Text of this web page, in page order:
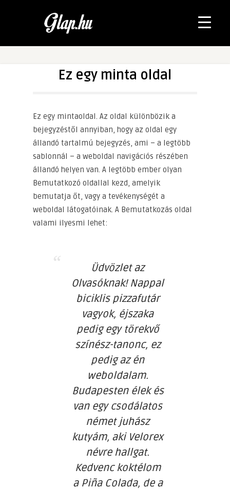
Ez egy minta oldal
Ez egy mintaoldal. Az oldal különbözik a
bejegyzéstől annyiban, hogy az oldal egy
állandó tartalmú bejegyzés, ami – a legtöbb
sablonnál – a weboldal navigációs részében
állandó helyen van. A legtöbb ember olyan
Bemutatkozó oldallal kezd, amelyik
bemutatja őt, vagy a tevékenységét a
weboldal látogatóinak. A Bemutatkozás oldal
valami ilyesmi lehet:
Üdvözlet az
Olvasóknak! Nappal
biciklis pizzafutár
vagyok, éjszaka
pedig egy törekvő
színész-tanonc, ez
pedig az én
weboldalam.
Budapesten élek és
van egy csodálatos
német juhász
kutyám, aki Velorex
névre hallgat.
Kedvenc koktélom
a Piña Colada, de a